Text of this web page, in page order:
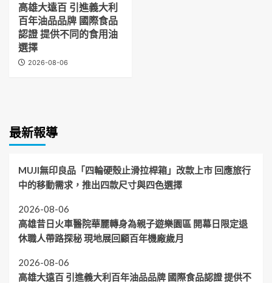
高雄大遠百 引進義大利
百年油品品牌 國際食品
認證 提供不同的食用油
選擇
2026-08-06
最新報導
MUJI無印良品「四輪硬殼止滑拉桿箱」改款上市 回應旅行
中的移動需求，推出四款尺寸與四色選擇
2026-08-06
高雄昔日火車醫院華麗轉身為親子遊樂園區 開幕日限定退
休職人帶路探秘 現地展回顧百年機廠歲月
2026-08-06
高雄大遠百 引進義大利百年油品品牌 國際食品認證 提供不